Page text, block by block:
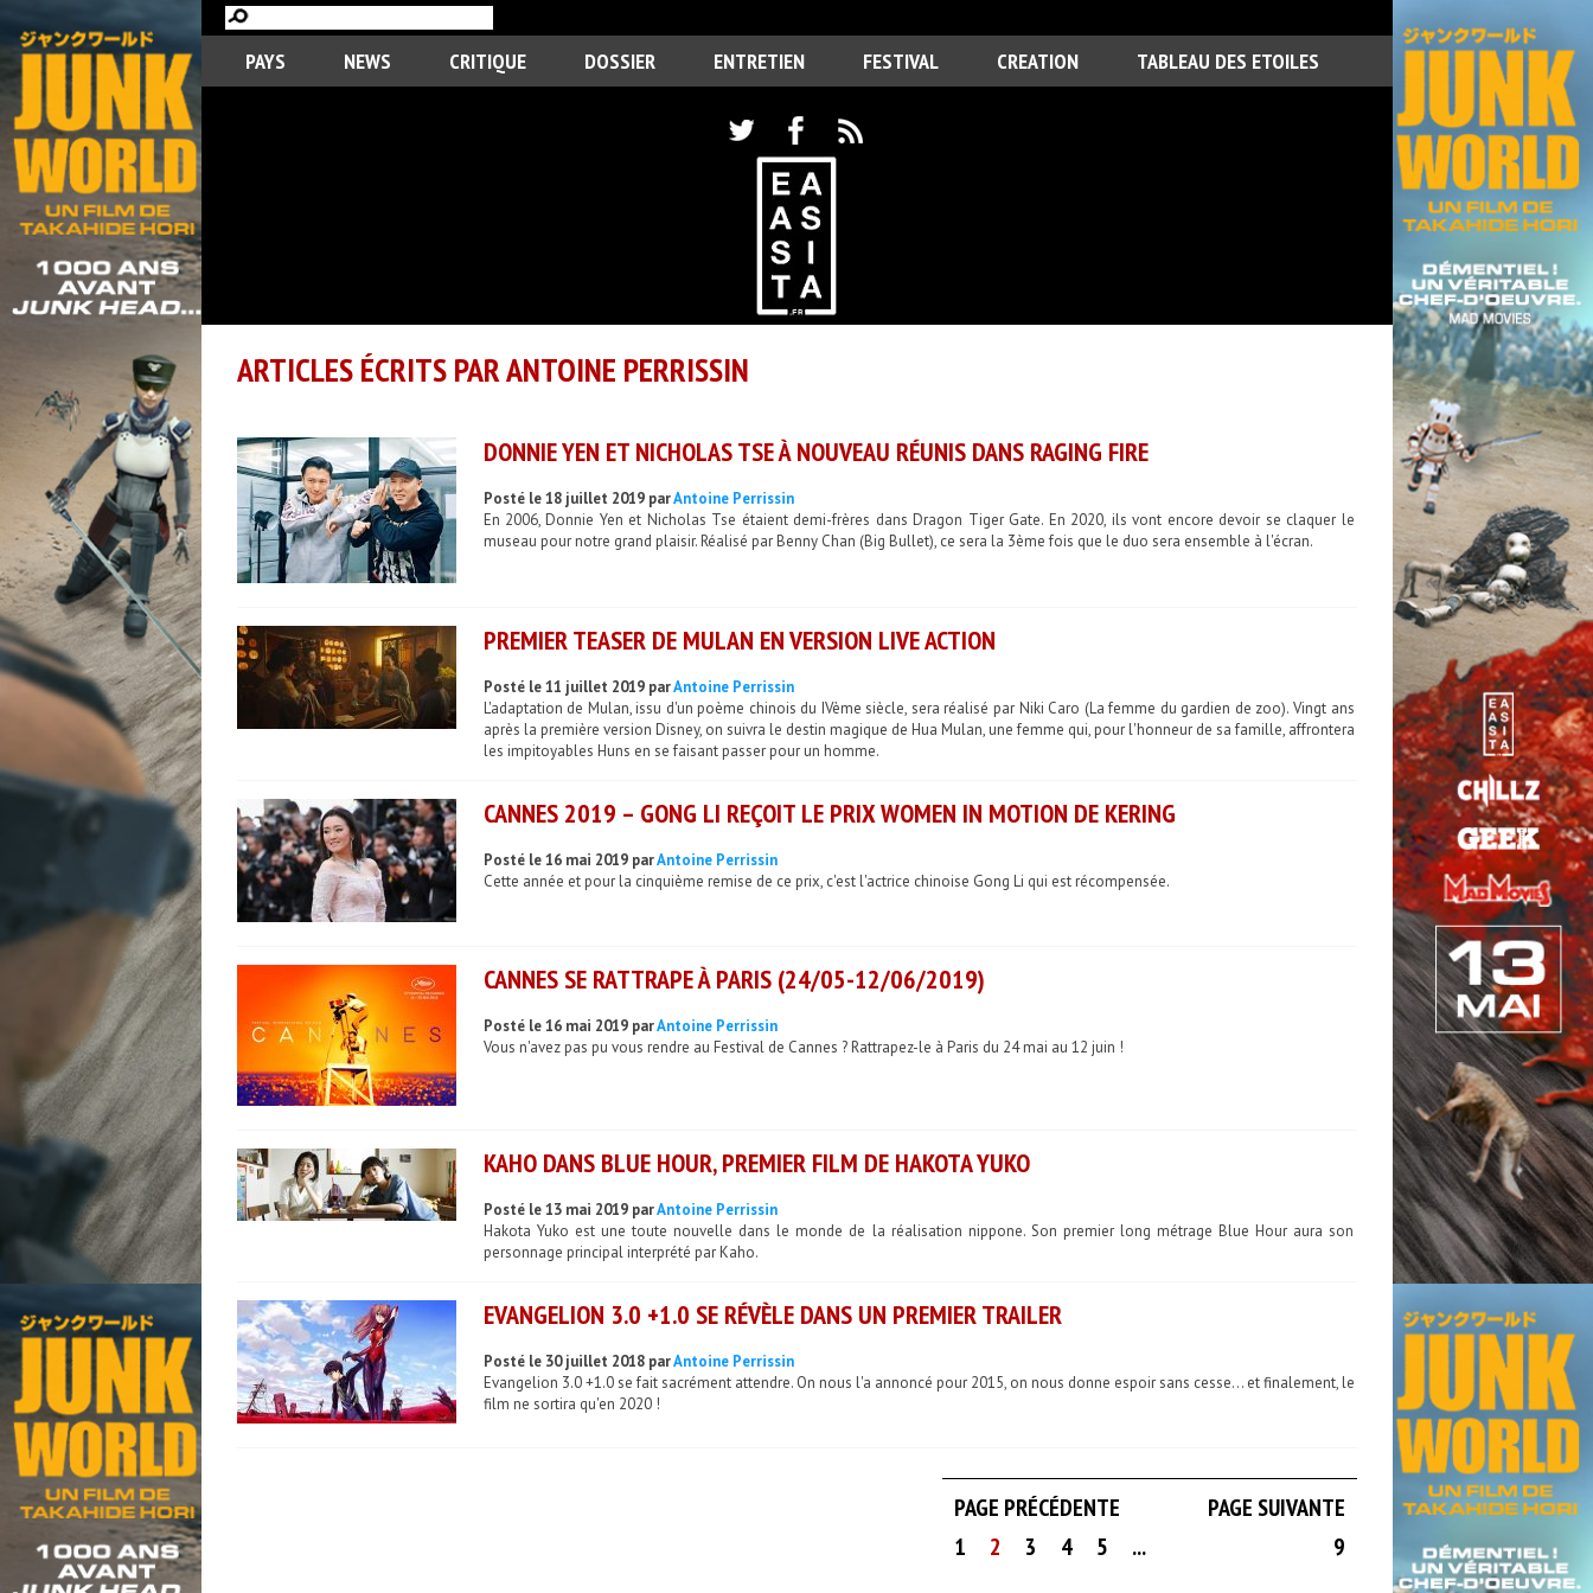
PAYS NEWS CRITIQUE DOSSIER ENTRETIEN FESTIVAL CREATION TABLEAU DES ETOILES
ARTICLES ÉCRITS PAR ANTOINE PERRISSIN
DONNIE YEN ET NICHOLAS TSE À NOUVEAU RÉUNIS DANS RAGING FIRE
Posté le 18 juillet 2019 parAntoine Perrissin
En 2006, Donnie Yen et Nicholas Tse étaient demi-frères dans Dragon Tiger Gate. En 2020, ils vont encore devoir se claquer le
museau pour notre grand plaisir. Réalisé par Benny Chan (Big Bullet), ce sera la 3ème fois que le duo sera ensemble à l'écran.
PREMIER TEASER DE MULAN EN VERSION LIVE ACTION
Posté le 11 juillet 2019 parAntoine Perrissin
L'adaptation de Mulan, issu d'un poème chinois du IVème siècle, sera réalisé par Niki Caro (La femme du gardien de zoo). Vingt ans
après la première version Disney, on suivra le destin magique de Hua Mulan, une femme qui, pour l'honneur de sa famille, affrontera
les impitoyables Huns en se faisant passer pour un homme.
CANNES 2019 – GONG LI REÇOIT LE PRIX WOMEN IN MOTION DE KERING
Posté le 16 mai 2019 parAntoine Perrissin
Cette année et pour la cinquième remise de ce prix, c'est l'actrice chinoise Gong Li qui est récompensée.
CANNES SE RATTRAPE À PARIS (24/05-12/06/2019)
Posté le 16 mai 2019 parAntoine Perrissin
Vous n'avez pas pu vous rendre au Festival de Cannes ? Rattrapez-le à Paris du 24 mai au 12 juin !
KAHO DANS BLUE HOUR, PREMIER FILM DE HAKOTA YUKO
Posté le 13 mai 2019 parAntoine Perrissin
Hakota Yuko est une toute nouvelle dans le monde de la réalisation nippone. Son premier long métrage Blue Hour aura son
personnage principal interprété par Kaho.
EVANGELION 3.0 +1.0 SE RÉVÈLE DANS UN PREMIER TRAILER
Posté le 30 juillet 2018 parAntoine Perrissin
Evangelion 3.0 +1.0 se fait sacrément attendre. On nous l'a annoncé pour 2015, on nous donne espoir sans cesse... et finalement, le
film ne sortira qu'en 2020 !
PAGE PRÉCÉDENTE
PAGE SUIVANTE
1
2 3 4 5 ... 9